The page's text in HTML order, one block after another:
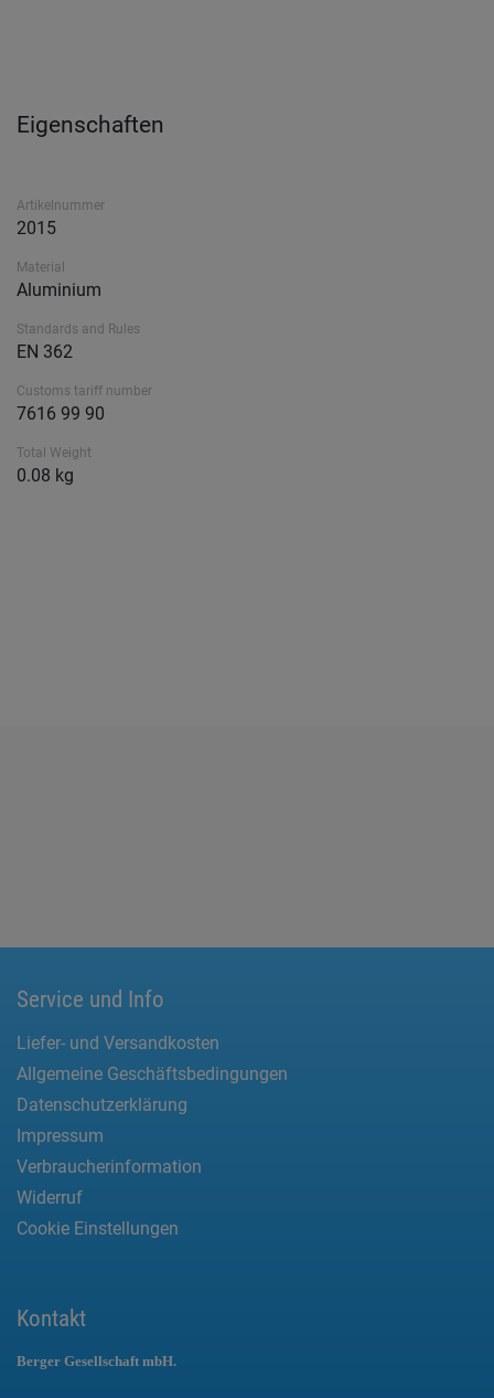
Eigenschaften
Artikelnummer
2015
Material
Aluminium
Standards and Rules
EN 362
Customs tariff number
7616 99 90
Total Weight
0.08 kg
Service und Info
Liefer- und Versandkosten
Allgemeine Geschäftsbedingungen
Datenschutzerklärung
Impressum
Verbraucherinformation
Widerruf
Cookie Einstellungen
Kontakt
Berger Gesellschaft mbH.